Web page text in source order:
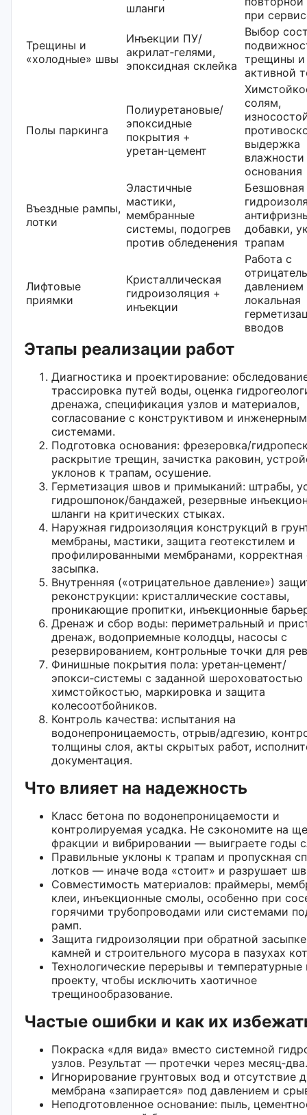
шланги
при
Трещины и
«холодные» швы
Инъекции ПУ/
акрилат‑гелями,
эпоксидная склейка
Выбор
трещины и
активной
Полы паркинга
Полиуретановые/
эпоксидные
покрытия +
уретан‑цемент
солям,
выдержка
влажности
основания
Въездные рампы,
лотки
Эластичные
мастики,
мембранные
системы, подогрев
против обледенения
Безшовная
добавки,
трапам
Лифтовые
приямки
Кристаллическая
гидроизоляция +
инъекции
Работа с
локальная
вводов
Этапы реализации работ
Диагностика и проектирование:
трассировка путей воды, оценка
дренажа, спецификация узлов и материалов,
согласование с конструктивом и
системами.
Подготовка основания: фрезеровка/
раскрытие трещин, зачистка раковин,
уклонов к трапам, осушение.
Герметизация швов и примыканий: штрабы,
гидрошпонок/бандажей, резервные
шланги на критических стыках.
Наружная гидроизоляция конструкций в
мембраны, мастики, защита геотекстилем и
профилированными мембранами, корректная
засыпка.
Внутренняя («отрицательное давление»)
реконструкции: кристаллические составы,
проникающие пропитки, инъекционные
Дренаж и сбор воды: периметральный и
дренаж, водоприемные колодцы, насосы с
резервированием, контрольные точки для
Финишные покрытия пола: уретан‑цемент/
эпокси‑системы с заданной шероховатостью
химстойкостью, маркировка и защита
колесоотбойников.
Контроль качества: испытания на
водонепроницаемость, отрыв/адгезию,
толщины слоя, акты скрытых работ,
документация.
Что влияет на надежность
Класс бетона по водонепроницаемости и
контролируемая усадка. Не сэкономите на
фракции и вибрировании — выиграете годы
Правильные уклоны к трапам и пропускная
лотков — иначе вода «стоит» и разрушает
Совместимость материалов: праймеры,
клеи, инъекционные смолы, особенно при
горячими трубопроводами или системами
рамп.
Защита гидроизоляции при обратной
камней и строительного мусора в пазухах
Технологические перерывы и
проекту, чтобы исключить хаотичное
трещинообразование.
Частые ошибки и как их
Покраска «для вида» вместо системной
узлов. Результат — протечки через месяц‑два.
Игнорирование грунтовых вод и отсутствие
мембрана «запирается» под давлением и
Неподготовленное основание: пыль,